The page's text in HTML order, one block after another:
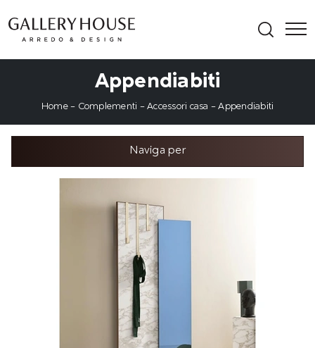
Appendiabiti
Home- Complementi - Accessori casa -Appendiabiti
Naviga per